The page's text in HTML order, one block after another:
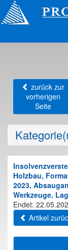
zurück zur
vorherigen
Seite
Holzbau,
2023,
Werkzeuge,
Endet:
Artikel